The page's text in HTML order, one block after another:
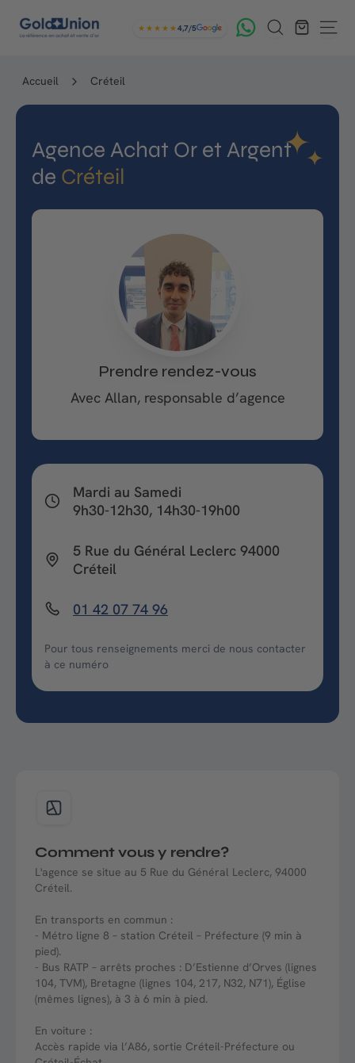
G
d
★★★★★4,7/5
Rechercher
Accueil Créteil
Agence Achat Or et Argent
de Créteil
Prendre rendez-vous
Avec Allan, responsable d’agence
Mardi au Samedi
9h30-12h30, 14h30-19h00
5 Rue du Général Leclerc 94000
Créteil
01 42 07 74 96
Pour tous renseignements merci de nous contacter
à ce numéro
Comment vous y rendre?
L'agence se situe au 5 Rue du Général Leclerc, 94000
Créteil.
En transports en commun :
- Métro ligne 8 – station Créteil – Préfecture (9 min à
pied).
- Bus RATP – arrêts proches : D’Estienne d’Orves (lignes
104, TVM), Bretagne (lignes 104, 217, N32, N71), Église
(mêmes lignes), à 3 à 6 min à pied.
En voiture :
Accès rapide via l’A86, sortie Créteil-Préfecture ou